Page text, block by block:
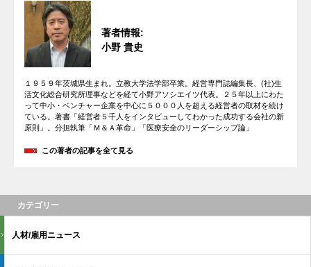
著者情報:
小野 貴史
１９５９年茨城県生まれ。立教大学法学部卒業。経営専門誌編集長、(社)生
活文化総合研究所理事などを経て小野アソシエイツ代表。２５年以上にわた
って中小・ベンチャー企業を中心に５０００人を超える経営者の取材を続け
ている。著書「経営者５千人をインタビューしてわかった成功する会社の新
原則」。分担執筆「Ｍ＆Ａ革命」「医療安全のリーダーシップ論」
この著者の記事を全て見る
カテゴリー
人材/雇用ニュース